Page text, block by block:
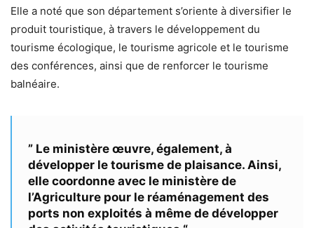
Elle a noté que son département s’oriente à diversifier le
produit touristique, à travers le développement du
tourisme écologique, le tourisme agricole et le tourisme
des conférences, ainsi que de renforcer le tourisme
balnéaire.
” Le ministère œuvre, également, à
développer le tourisme de plaisance. Ainsi,
elle coordonne avec le ministère de
l’Agriculture pour le réaménagement des
ports non exploités à même de développer